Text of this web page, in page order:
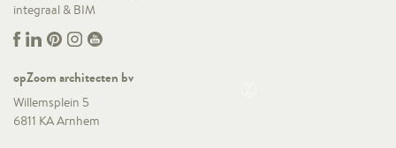
integraal & BIM
opZoom architecten bv
Willemsplein 5
6811 KA Arnhem